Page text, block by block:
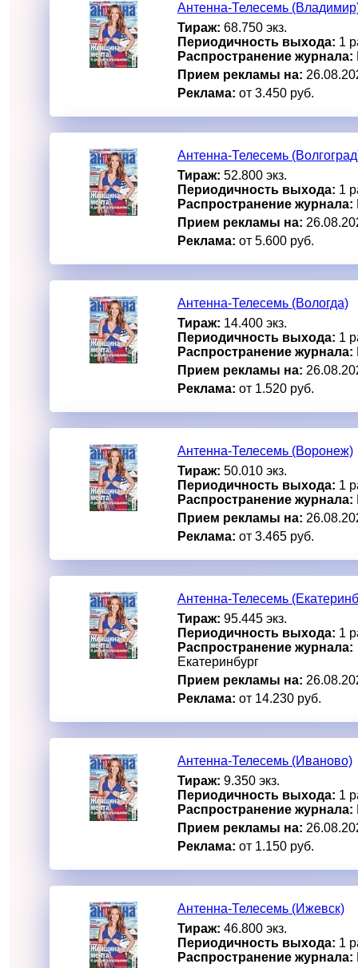
Антенна-Телесемь
Тираж: 68.750 экз.
Периодичность выхода: 1
Распространение журнала:
Прием рекламы на:
Реклама: от 3.450 руб.
Антенна-Телесемь
Тираж: 52.800 экз.
Периодичность выхода: 1
Распространение журнала:
Прием рекламы на:
Реклама: от 5.600 руб.
Антенна-Телесемь (Вологда)
Тираж: 14.400 экз.
Периодичность выхода: 1
Распространение журнала:
Прием рекламы на:
Реклама: от 1.520 руб.
Антенна-Телесемь (Воронеж)
Тираж: 50.010 экз.
Периодичность выхода: 1
Распространение журнала:
Прием рекламы на:
Реклама: от 3.465 руб.
Антенна-Телесемь
Тираж: 95.445 экз.
Периодичность выхода: 1
Распространение журнала:
Екатеринбург
Прием рекламы на:
Реклама: от 14.230 руб.
Антенна-Телесемь (Иваново)
Тираж: 9.350 экз.
Периодичность выхода: 1
Распространение журнала:
Прием рекламы на:
Реклама: от 1.150 руб.
Антенна-Телесемь (Ижевск)
Тираж: 46.800 экз.
Периодичность выхода: 1
Распространение журнала: